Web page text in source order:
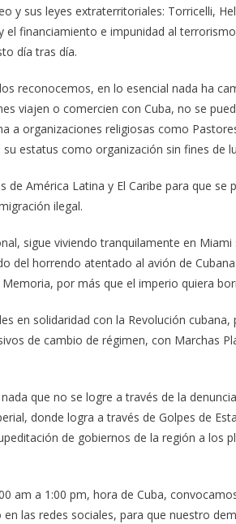
y sus leyes extraterritoriales: Torricelli,
el financiamiento e impunidad al
día tras día.
reconocemos, en lo esencial nada ha
viajen o comercien con Cuba, no se
a organizaciones religiosas como
estatus como organización sin fines de
de América Latina y El Caribe para que se
ilegal.
sigue viviendo tranquilamente en
del horrendo atentado al avión de
por más que el imperio quiera
en solidaridad con la Revolución
de cambio de régimen, con Marchas
que no se logre a través de la
donde logra a través de Golpes de
de gobiernos de la región a los
am a 1:00 pm, hora de Cuba,
las redes sociales, para que nuestro